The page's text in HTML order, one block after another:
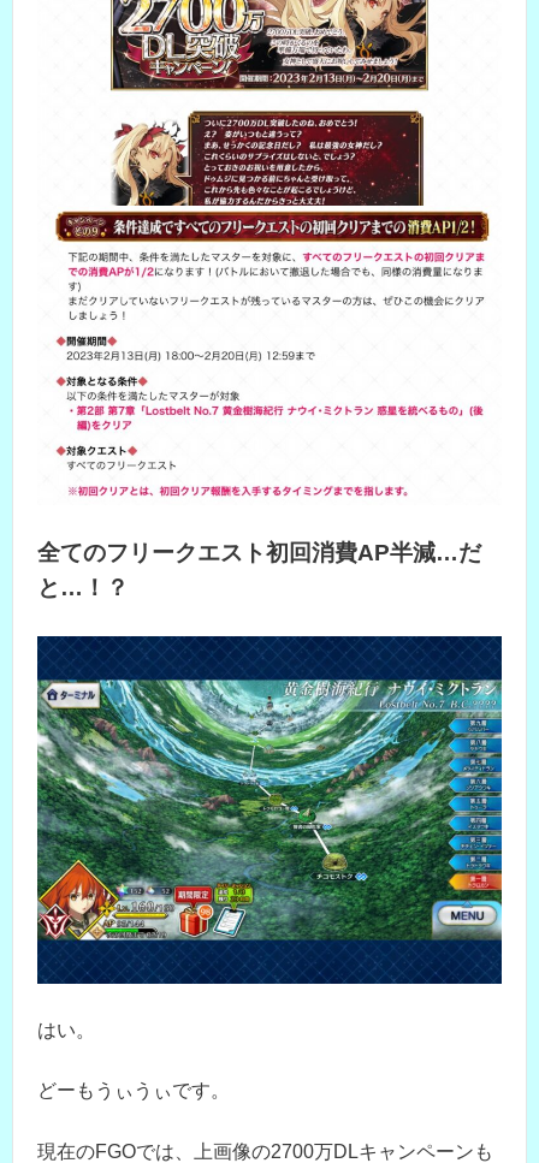
全てのフリークエスト初回消費AP半減…だ
と…！？
はい。
どーもうぃうぃです。
現在のFGOでは、上画像の2700万DLキャンペーンも